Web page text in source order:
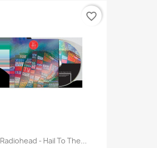
Radiohead - Hail To The...
favorite_border